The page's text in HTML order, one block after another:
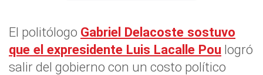
El politólogo Gabriel Delacoste sostuvo
que el expresidente Luis Lacalle Pou logró
salir del gobierno con un costo político